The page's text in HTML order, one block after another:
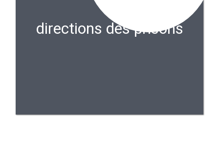
directions des prisons